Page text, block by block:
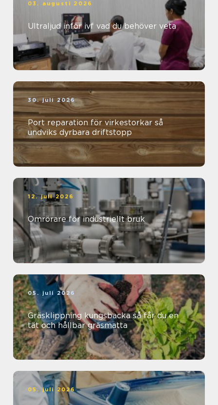
03. augusti 2026
Ultraljud inför ivf vad du behöver veta
30. juli 2026
Port reparation för virkestorkar så
undviks dyrbara driftstopp
12. juli 2026
Omrörare för industriellt bruk
05. juli 2026
Gräsklippning kungsbacka så får du en
tät och hållbar gräsmatta
05. juli 2026